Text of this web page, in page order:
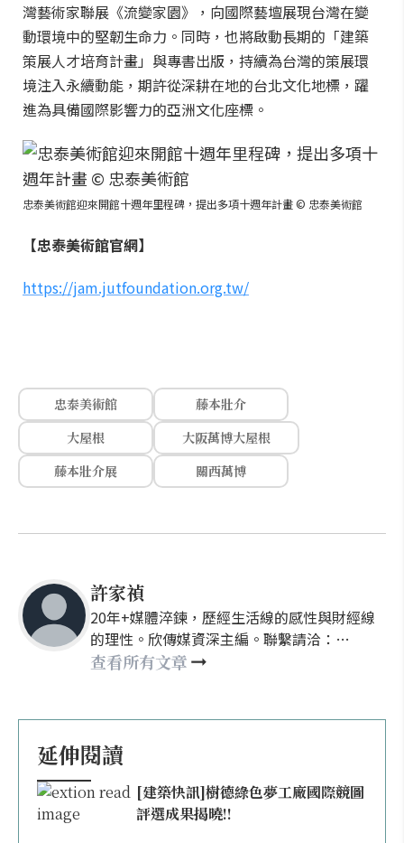
灣藝術家聯展《流變家園》，向國際藝壇展現台灣在變
動環境中的堅韌生命力。同時，也將啟動長期的「建築
策展人才培育計畫」與專書出版，持續為台灣的策展環
境注入永續動能，期許從深耕在地的台北文化地標，躍
進為具備國際影響力的亞洲文化座標。
忠泰美術館迎來開館十週年里程碑，提出多項十週年計畫 © 忠泰美術館
【忠泰美術館官網】
https://jam.jutfoundation.org.tw/
忠泰美術館
藤本壯介
大屋根
大阪萬博大屋根
藤本壯介展
關西萬博
許家禎
20年+媒體淬鍊，歷經生活線的感性與財經線
的理性。欣傳媒資深主編。聯繫請洽：
nellyhsu@xinmedia.com
查看所有文章
延伸閱讀
[建築快訊]樹德綠色夢工廠國際競圖
評選成果揭曉!!